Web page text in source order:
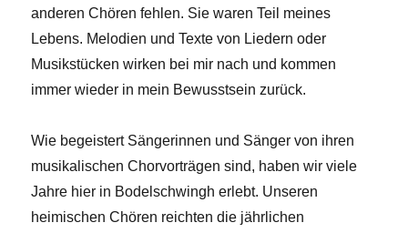
anderen Chören fehlen. Sie waren Teil meines
Lebens. Melodien und Texte von Liedern oder
Musikstücken wirken bei mir nach und kommen
immer wieder in mein Bewusstsein zurück.
Wie begeistert Sängerinnen und Sänger von ihren
musikalischen Chorvorträgen sind, haben wir viele
Jahre hier in Bodelschwingh erlebt. Unseren
heimischen Chören reichten die jährlichen